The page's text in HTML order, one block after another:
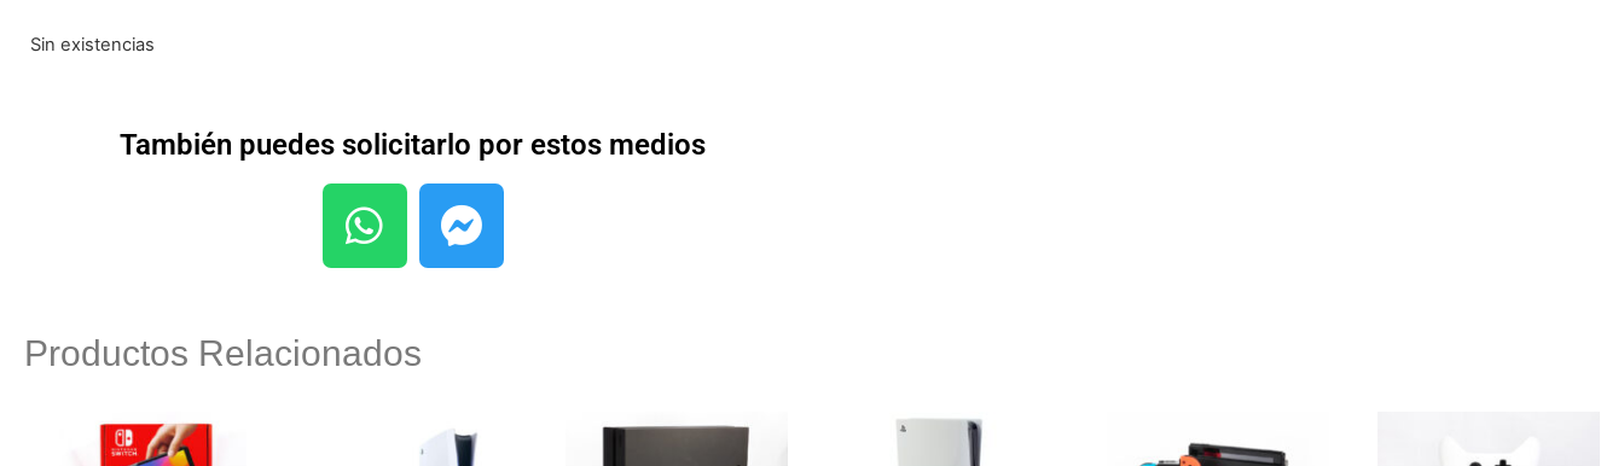
Sin existencias
También puedes solicitarlo por estos medios
Productos Relacionados